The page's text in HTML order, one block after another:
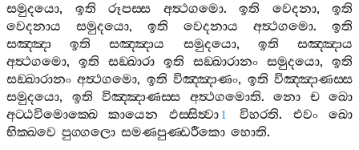
සමුදයො, ඉති රූපස‍්ස අත්‍ථගමො. ඉති වෙදනා, ඉති
වෙදනාය
සමුදයො, ඉති වෙදනාය අත්‍ථගමො. ඉති
සඤ‍්ඤා
ඉති සඤ‍්ඤාය සමුදයො, ඉති
සඤ‍්ඤාය
අත්‍ථගමො, ඉති සඞ‍්ඛාරා ඉති සඞ‍්ඛාරානං සමුදයො, ඉති
සඞ‍්ඛාරානං අත්‍ථගමො, ඉති විඤ‍්ඤාණං, ඉති විඤ‍්ඤාණස‍්ස
සමුදයො, ඉති විඤ‍්ඤාණස‍්ස අත්‍ථගමොති. නො ච
ඛො
අට‍්ඨවිමොක‍්ඛෙ
කායෙන ඵස‍්සිත්‍වා 1 විහරති. එවං
ඛො
භික‍්ඛවෙ පුග‍්ගලො සමණපුණ‍්ඩරීකො හොති.